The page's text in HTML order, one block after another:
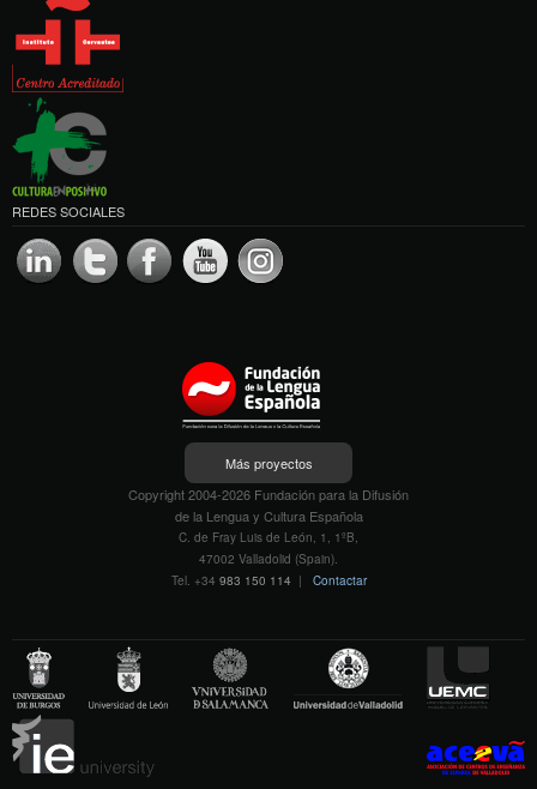
REDES SOCIALES
Más proyectos
Copyright 2004-2026 Fundación para la Difusión
de la Lengua y Cultura Española
C. de Fray Luis de León, 1, 1ºB,
47002 Valladolid (Spain).
Tel. +34 983 150 114 | Contactar